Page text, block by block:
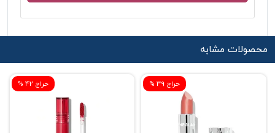
محصولات مشابه
% حراج 42 % حراج 39